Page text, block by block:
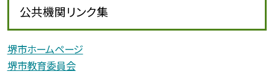
公共機関リンク集
堺市ホームページ
堺市教育委員会